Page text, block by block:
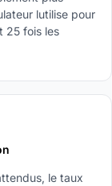
lutilise pour
25 fois les
le taux